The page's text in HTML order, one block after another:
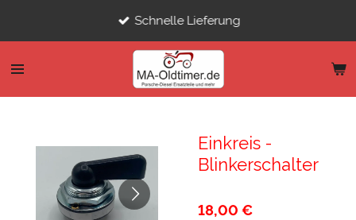
Schnelle Lieferung
Einkreis -
Blinkerschalter
18,00 €